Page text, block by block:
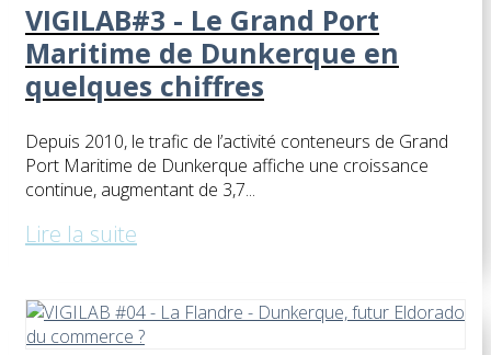
VIGILAB#3 - Le Grand Port
Maritime de Dunkerque en
quelques chiffres
Depuis 2010, le trafic de l’activité conteneurs de Grand
Port Maritime de Dunkerque affiche une croissance
continue, augmentant de 3,7...
Lire la suite